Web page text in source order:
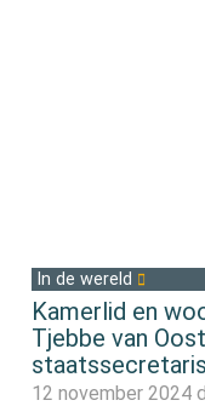
In de wereld
Kamerlid en
Tjebbe van
12 november 2024